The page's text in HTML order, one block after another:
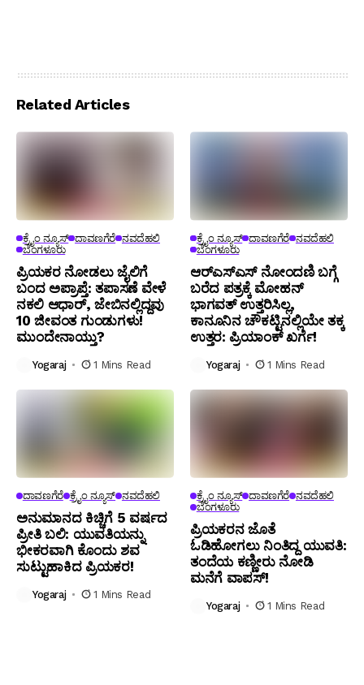
Related Articles
ಕ್ರೈಂ ನ್ಯೂಸ್ ದಾವಣಗೆರೆ ನವದೆಹಲಿ
ಬೆಂಗಳೂರು
ಪ್ರಿಯಕರ ನೋಡಲು ಜೈಲಿಗೆ
ಬಂದ ಅಪ್ರಾಪ್ತೆ: ತಪಾಸಣೆ ವೇಳೆ
ನಕಲಿ ಆಧಾರ್, ಜೇಬಿನಲ್ಲಿದ್ದವು
10 ಜೀವಂತ ಗುಂಡುಗಳು!
ಮುಂದೇನಾಯ್ತು?
Yogaraj 1 Mins Read
ಕ್ರೈಂ ನ್ಯೂಸ್ ದಾವಣಗೆರೆ ನವದೆಹಲಿ
ಬೆಂಗಳೂರು
ಆರ್‌ಎಸ್‌ಎಸ್‌ ನೋಂದಣಿ ಬಗ್ಗೆ
ಬರೆದ ಪತ್ರಕ್ಕೆ ಮೋಹನ್
ಭಾಗವತ್ ಉತ್ತರಿಸಿಲ್ಲ,
ಕಾನೂನಿನ ಚೌಕಟ್ಟಿನಲ್ಲಿಯೇ ತಕ್ಕ
ಉತ್ತರ: ಪ್ರಿಯಾಂಕ್ ಖರ್ಗೆ!
Yogaraj 1 Mins Read
ದಾವಣಗೆರೆ ಕ್ರೈಂ ನ್ಯೂಸ್ ನವದೆಹಲಿ
ಅನುಮಾನದ ಕಿಚ್ಚಿಗೆ 5 ವರ್ಷದ
ಪ್ರೀತಿ ಬಲಿ: ಯುವತಿಯನ್ನು
ಭೀಕರವಾಗಿ ಕೊಂದು ಶವ
ಸುಟ್ಟುಹಾಕಿದ ಪ್ರಿಯಕರ!
Yogaraj 1 Mins Read
ಕ್ರೈಂ ನ್ಯೂಸ್ ದಾವಣಗೆರೆ ನವದೆಹಲಿ
ಬೆಂಗಳೂರು
ಪ್ರಿಯಕರನ ಜೊತೆ
ಓಡಿಹೋಗಲು ನಿಂತಿದ್ದ ಯುವತಿ:
ತಂದೆಯ ಕಣ್ಣೀರು ನೋಡಿ
ಮನೆಗೆ ವಾಪಸ್!
Yogaraj 1 Mins Read